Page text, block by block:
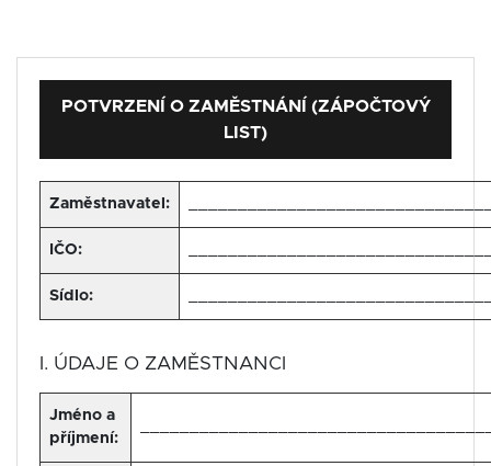
POTVRZENÍ O ZAMĚSTNÁNÍ (ZÁPOČTOVÝ
LIST)
Zaměstnavatel:
IČO:
Sídlo:
I. ÚDAJE O ZAMĚSTNANCI
Jméno a
příjmení: